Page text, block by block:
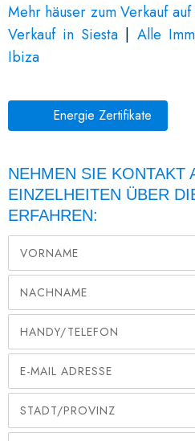
Mehr häuser zum Verkauf
Verkauf in Siesta | Alle
Ibiza
Energie Zertifikate
NEHMEN SIE KONTAKT
EINZELHEITEN ÜBER
ERFAHREN: